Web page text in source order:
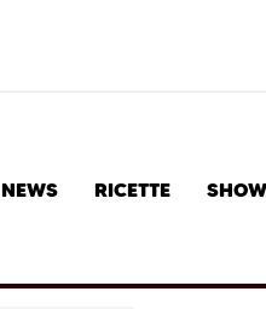
NEWS RICETTE SHOW